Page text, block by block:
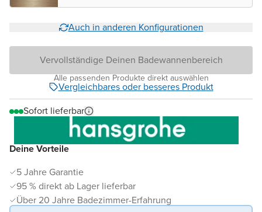
Deine Vorteile
5 Jahre Garantie
95 % direkt ab Lager lieferbar
Über 20 Jahre Badezimmer-Erfahrung
Auch in anderen Konfigurationen
Vervollständige Deinen Badewannenbereich
Alle passenden Produkte direkt auswählen
Vergleichbares oder besseres Produkt
Sofort lieferbar